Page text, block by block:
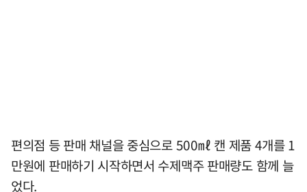
편의점 등 판매 채널을 중심으로 500㎖ 캔 제품 4개를 1
만원에 판매하기 시작하면서 수제맥주 판매량도 함께 늘
었다.